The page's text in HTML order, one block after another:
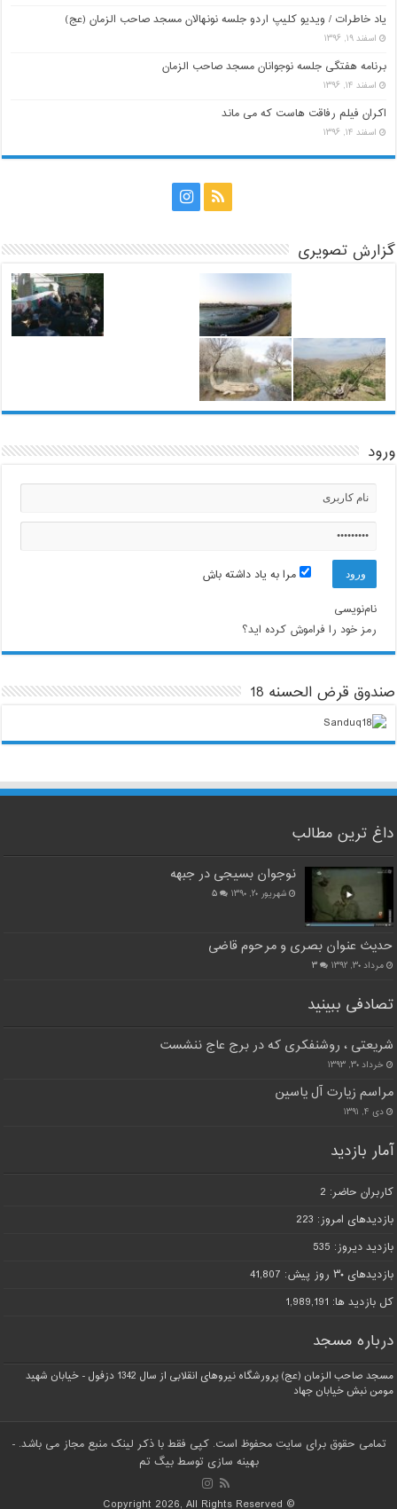
یاد خاطرات / ویدیو کلیپ اردو جلسه نونهالان مسجد صاحب الزمان (عج)
اسفند ۱۹, ۱۳۹۶
برنامه هفتگی جلسه نوجوانان مسجد صاحب الزمان
اسفند ۱۴, ۱۳۹۶
اکران فیلم رفاقت هاست که می ماند
اسفند ۱۴, ۱۳۹۶
گزارش تصویری
ورود
مرا به یاد داشته باش
نام‌نویسی
رمز خود را فراموش کرده اید؟
صندوق قرض الحسنه 18
داغ ترین مطالب
نوجوان بسیجی در جبهه
شهریور ۲۰, ۱۳۹۰ ۵
حدیث عنوان بصری و مرحوم قاضی
مرداد ۳۰, ۱۳۹۲ ۳
تصادفی ببینید
شریعتی ، روشنفکری که در برج عاج ننشست
خرداد ۳۰, ۱۳۹۳
مراسم زیارت آل یاسین
دی ۴, ۱۳۹۱
آمار بازدید
کاربران حاضر: 2
بازدیدهای امروز: 223
بازدید دیروز: 535
بازدیدهای ۳۰ روز پیش:
41,807
کل بازدید ها: 1,989,191
درباره مسجد
مسجد صاحب الزمان (عج) پرورشگاه نیروهای انقلابی از سال 1342 دزفول - خیابان شهید
مومن نبش خیابان جهاد
تمامی حقوق برای سایت محفوظ است. کپی فقط با ذکر لینک منبع مجاز می باشد.-
بهینه سازی توسطبیگ تم
© Copyright 2026, All Rights Reserved